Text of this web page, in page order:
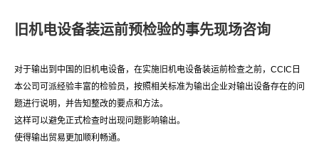
旧机电设备装运前预检验的事先现场咨询
对于输出到中国的旧机电设备，在实施旧机电设备装运前检查之前，CCIC日
本公司可派经验丰富的检验员，按照相关标准为输出企业对输出设备存在的问
题进行说明，并告知整改的要点和方法。
这样可以避免正式检查时出现问题影响输出。
使得输出贸易更加顺利畅通。